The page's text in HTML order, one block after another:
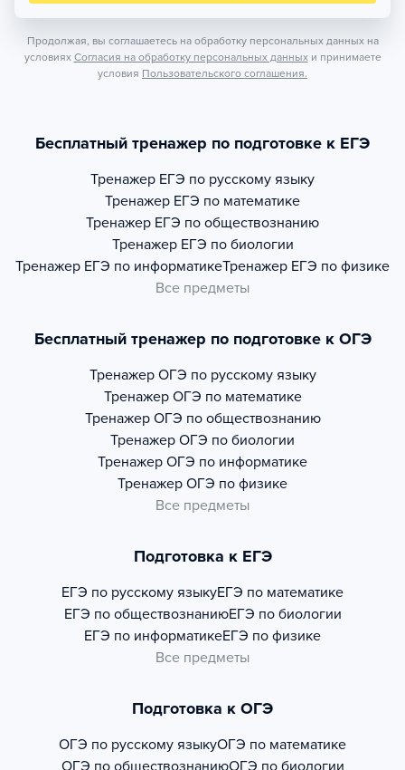
Продолжая, вы соглашаетесь на обработку персональных данных на
условиях Согласия на обработку персональных данных и принимаете
условия Пользовательского соглашения.
Бесплатный тренажер по подготовке к ЕГЭ
Тренажер ЕГЭ по русскому языку
Тренажер ЕГЭ по математике
Тренажер ЕГЭ по обществознанию
Тренажер ЕГЭ по биологии
Тренажер ЕГЭ по информатикеТренажер ЕГЭ по физике
Все предметы
Бесплатный тренажер по подготовке к ОГЭ
Тренажер ОГЭ по русскому языку
Тренажер ОГЭ по математике
Тренажер ОГЭ по обществознанию
Тренажер ОГЭ по биологии
Тренажер ОГЭ по информатике
Тренажер ОГЭ по физике
Все предметы
Подготовка к ЕГЭ
ЕГЭ по русскому языкуЕГЭ по математике
ЕГЭ по обществознаниюЕГЭ по биологии
ЕГЭ по информатикеЕГЭ по физике
Все предметы
Подготовка к ОГЭ
ОГЭ по русскому языкуОГЭ по математике
ОГЭ по обществознаниюОГЭ по биологии